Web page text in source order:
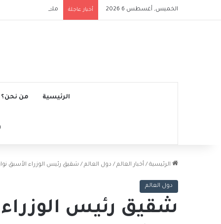
الخميس, أغسطس 6 2026 أخبار عاجلة ملعب الرياض إير
الرئيسية من نحن؟
الرئيسية / أخبار العالم / دول العالم / شقيق رئيس الوزراء الأسبق
دول العالم
شقيق رئيس